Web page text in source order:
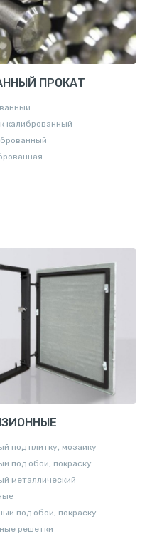
ПРОКАТ
калиброванный
под плитку, мозаику
под обои, покраску
металлический
под обои, покраску
решетки